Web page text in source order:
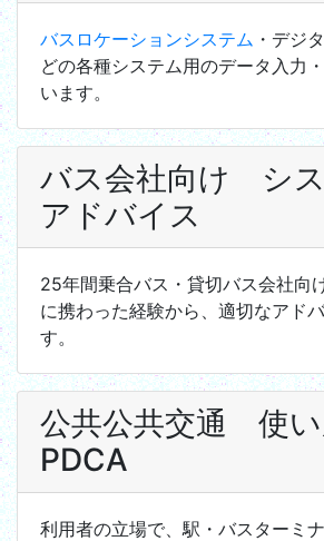
バスロケーションシステム ・デジ
どの各種システム用のデータ入力
います。
バス会社向け シ
アドバイス
25年間乗合バス・貸切バス会社向
に携わった経験から、適切なアド
す。
公共公共交通 使い
PDCA
利用者の立場で、駅・バスターミ